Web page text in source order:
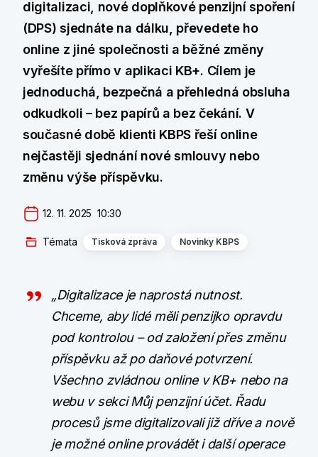
digitalizaci, nové doplňkové penzijní spoření
(DPS) sjednáte na dálku, převedete ho
online z jiné společnosti a běžné změny
vyřešíte přímo v aplikaci KB+. Cílem je
jednoduchá, bezpečná a přehledná obsluha
odkudkoli – bez papírů a bez čekání. V
současné době klienti KBPS řeší online
nejčastěji sjednání nové smlouvy nebo
změnu výše příspěvku.
12. 11. 2025  10:30
Témata Tisková zpráva Novinky KBPS
„Digitalizace je naprostá nutnost.
Chceme, aby lidé měli penzijko opravdu
pod kontrolou – od založení přes změnu
příspěvku až po daňové potvrzení.
Všechno zvládnou online v KB+ nebo na
webu v sekci Můj penzijní účet. Řadu
procesů jsme digitalizovali již dříve a nově
je možné online provádět i další operace